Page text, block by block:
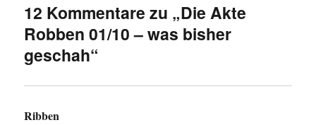
12 Kommentare zu „Die Akte
Robben 01/10 – was bisher
geschah“
Ribben